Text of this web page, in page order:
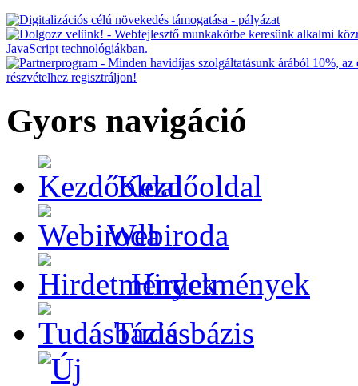
Gyors navigáció
Kezdőoldal
Webiroda
Hirdetmények
Tudásbázis